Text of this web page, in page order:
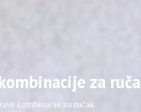
za
kombinacije za ručak